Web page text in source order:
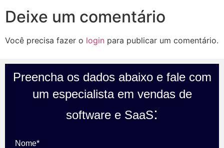
Deixe um comentário
Você precisa fazer o login para publicar um comentário.
Preencha os dados abaixo e fale com
um especialista em vendas de
software e SaaS:
Nome*